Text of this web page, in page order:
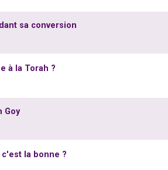
sa conversion
à la Torah ?
Goy
la bonne ?